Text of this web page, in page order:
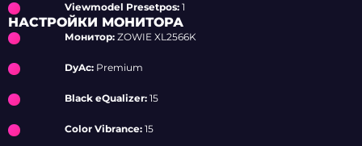
Viewmodel Presetpos: 1
НАСТРОЙКИ МОНИТОРА
Монитор: ZOWIE XL2566K
DyAc: Premium
Black eQualizer: 15
Color Vibrance: 15